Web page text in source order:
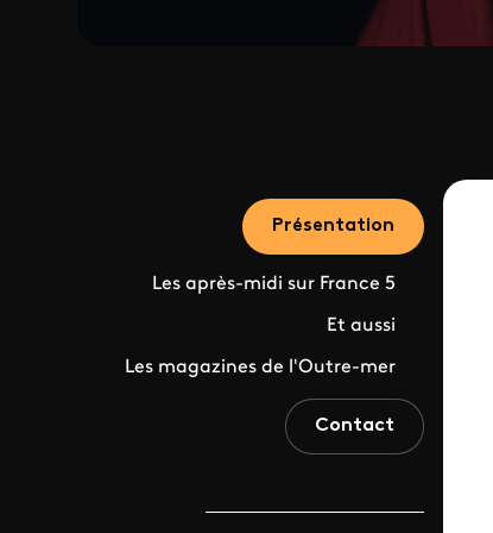
Présentation
Les après-midi sur France 5
Et aussi
Les magazines de l'Outre-mer
Contact